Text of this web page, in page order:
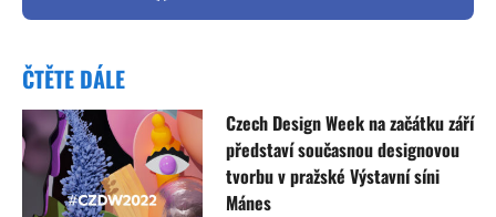
ČTĚTE DÁLE
Czech Design Week na začátku září
představí současnou designovou
tvorbu v pražské Výstavní síni
Mánes